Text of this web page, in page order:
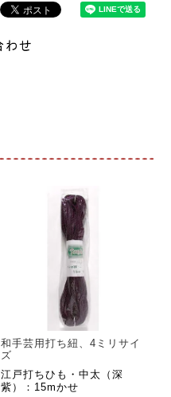
和手芸用打ち紐、4ミリサイ
ズ
江戸打ちひも・中太（深
紫）：15mかせ